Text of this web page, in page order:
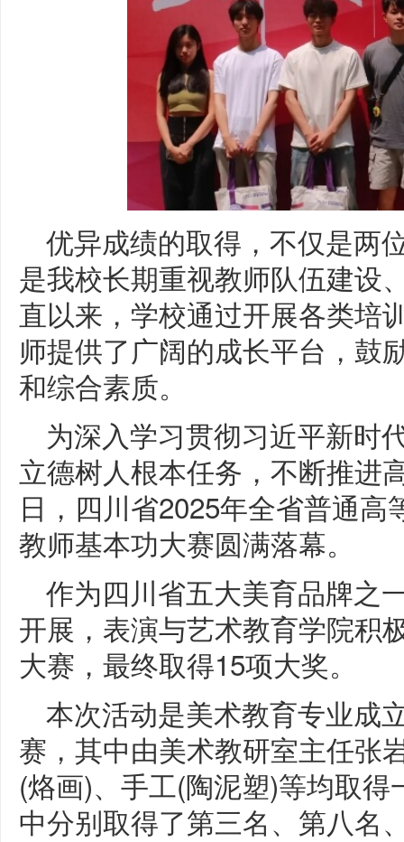
优异成绩的取得，不仅是两
是我校长期重视教师队伍建设
直以来，学校通过开展各类培
师提供了广阔的成长平台，鼓
和综合素质。
为深入学习贯彻习近平新时
立德树人根本任务，不断推进
日，四川省2025年全省普通
教师基本功大赛圆满落幕。
作为四川省五大美育品牌之
开展，表演与艺术教育学院积
大赛，最终取得15项大奖。
本次活动是美术教育专业成
赛，其中由美术教研室主任张
(烙画)、手工(陶泥塑)等均取
中分别取得了第三名、第八名